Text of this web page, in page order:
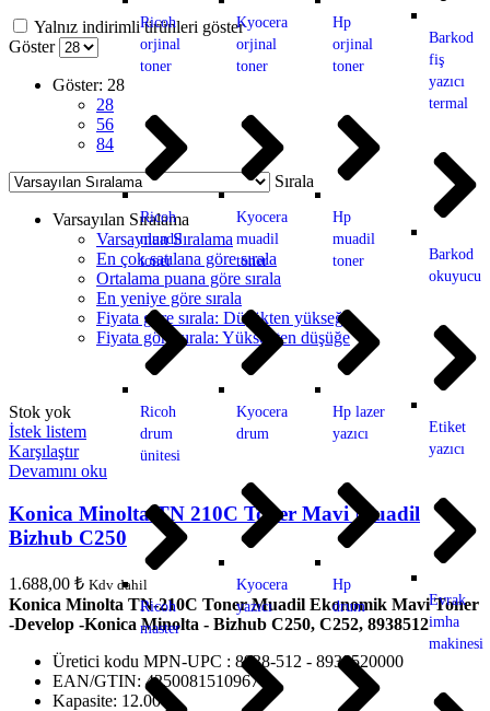
Ricoh
orjinal
toner
Ricoh
muadil
toner
Ricoh
drum
ünitesi
Ricoh
master
Kyocera
orjinal
toner
Kyocera
muadil
toner
Kyocera
drum
Kyocera
yazıcı
Hp
orjinal
toner
Hp
muadil
toner
Hp lazer
yazıcı
Hp
drum
Barkod
fiş
yazıcı
termal
Barkod
okuyucu
Etiket
yazıcı
Evrak
imha
makinesi
Yalnız indirimli ürünleri göster
Göster
Göster: 28
28
56
84
Sırala
Varsayılan Sıralama
Varsayılan Sıralama
En çok satılana göre sırala
Ortalama puana göre sırala
En yeniye göre sırala
Fiyata göre sırala: Düşükten yükseğe
Fiyata göre sırala: Yüksekten düşüğe
Stok yok
İstek listem
Karşılaştır
Devamını oku
Konica Minolta TN 210C Toner Mavi Muadil
Bizhub C250
1.688,00 ₺ Kdv dahil
Konica Minolta TN-210C Toner Muadil Ekonomik Mavi Toner
-Develop -Konica Minolta - Bizhub C250, C252, 8938512
Üretici kodu MPN-UPC : 8938-512 - 8938520000
EAN/GTIN: 4250081510967
Kapasite: 12.000